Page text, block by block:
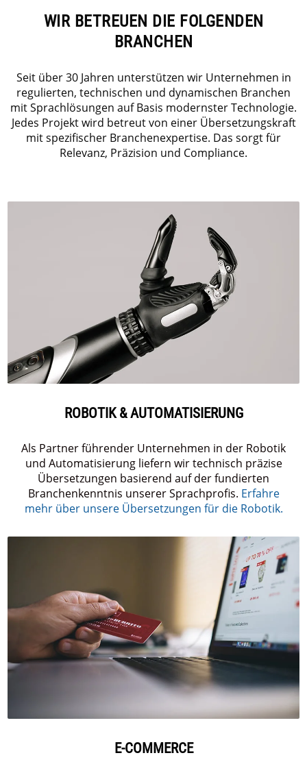
WIR BETREUEN DIE FOLGENDEN
BRANCHEN
Seit über 30 Jahren unterstützen wir Unternehmen in
regulierten, technischen und dynamischen Branchen
mit Sprachlösungen auf Basis modernster Technologie.
Jedes Projekt wird betreut von einer Übersetzungskraft
mit spezifischer Branchenexpertise. Das sorgt für
Relevanz, Präzision und Compliance.
ROBOTIK & AUTOMATISIERUNG
Als Partner führender Unternehmen in der Robotik
und Automatisierung liefern wir technisch präzise
Übersetzungen basierend auf der fundierten
Branchenkenntnis unserer Sprachprofis. Erfahre
mehr über unsere Übersetzungen für die Robotik.
E-COMMERCE